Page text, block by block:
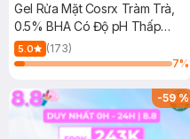
Gel Rửa Mặt Cosrx Tràm Trà,
0.5% BHA Có Độ pH Thấp
150ml
5.0
(173)
7%
-59%